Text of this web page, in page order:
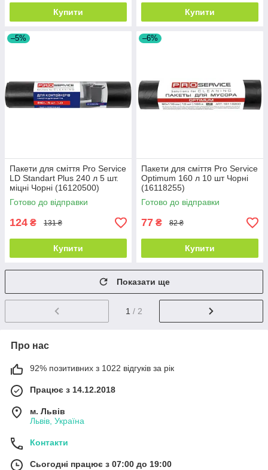
Купити Купити
–5%
Пакети для сміття Pro Service
LD Standart Plus 240 л 5 шт.
міцні Чорні (16120500)
Готово до відправки
124 ₴ 131 ₴
Купити
–6%
Пакети для сміття Pro Service
Optimum 160 л 10 шт Чорні
(16118255)
Готово до відправки
77 ₴ 82 ₴
Купити
Показати ще
1 / 2
Про нас
92% позитивних з 1022 відгуків за рік
Працює з 14.12.2018
м. Львів
Львів, Україна
Контакти
Сьогодні працює з 07:00 до 19:00